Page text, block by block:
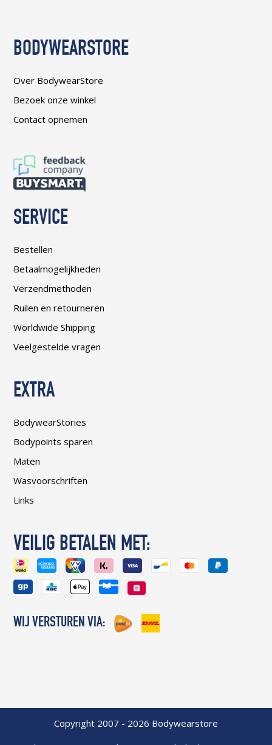
BODYWEARSTORE
Over BodywearStore
Bezoek onze winkel
Contact opnemen
SERVICE
Bestellen
Betaalmogelijkheden
Verzendmethoden
Ruilen en retourneren
Worldwide Shipping
Veelgestelde vragen
EXTRA
BodywearStories
Bodypoints sparen
Maten
Wasvoorschriften
Links
VEILIG BETALEN MET:
WIJ VERSTUREN VIA:
Copyright 2007 - 2026 Bodywearstore